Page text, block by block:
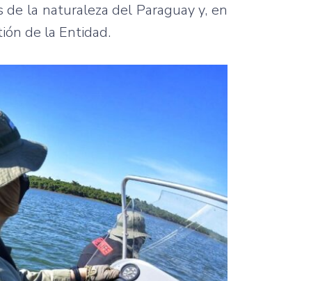
la naturaleza del Paraguay y, en
de la Entidad.